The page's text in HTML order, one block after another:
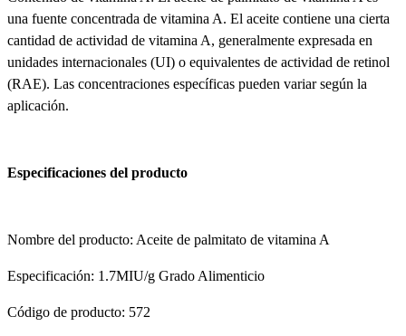
una fuente concentrada de vitamina A. El aceite contiene una cierta
cantidad de actividad de vitamina A, generalmente expresada en
unidades internacionales (UI) o equivalentes de actividad de retinol
(RAE). Las concentraciones específicas pueden variar según la
aplicación.
Especificaciones del producto
Nombre del producto: Aceite de palmitato de vitamina A
Especificación: 1.7MIU/g Grado Alimenticio
Código de producto: 572